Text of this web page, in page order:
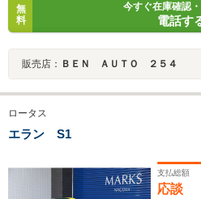
無
料
今すぐ在庫確認
電話す
販売店： ＢＥＮ ＡＵＴＯ ２５４
ロータス
エラン S1
支払総額
応談